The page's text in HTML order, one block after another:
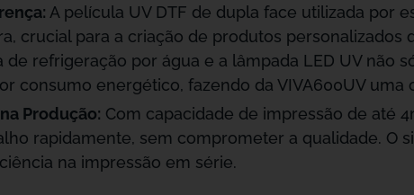
A película UV DTF de dupla face utilizada por
crucial para a criação de produtos
de refrigeração por água e a lâmpada LED UV não
consumo energético, fazendo da VIVA600UV
Produção: Com capacidade de impressão de até
rapidamente, sem comprometer a qualidade. O
na impressão em série.